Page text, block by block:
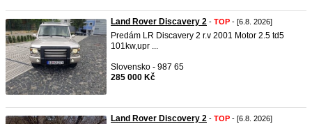
Land Rover Discavery 2 - TOP - [6.8. 2026]
Predám LR Discavery 2 r.v 2001 Motor 2.5 td5
101kw,upr ...
Slovensko - 987 65
285 000 Kč
Land Rover Discovery 2 - TOP - [6.8. 2026]